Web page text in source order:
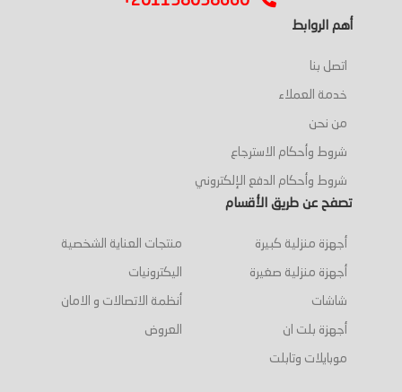
أهم الروابط
اتصل بنا
خدمة العملاء
من نحن
شروط وأحكام الاسترجاع
شروط وأحكام الدفع الإلكتروني
تصفح عن طريق الأقسام
أجهزة منزلية كبيرة
أجهزة منزلية صغيرة
شاشات
أجهزة بلت ان
موبايلات وتابلت
منتجات العناية الشخصية
اليكترونيات
أنظمة الاتصالات و الامان
العروض